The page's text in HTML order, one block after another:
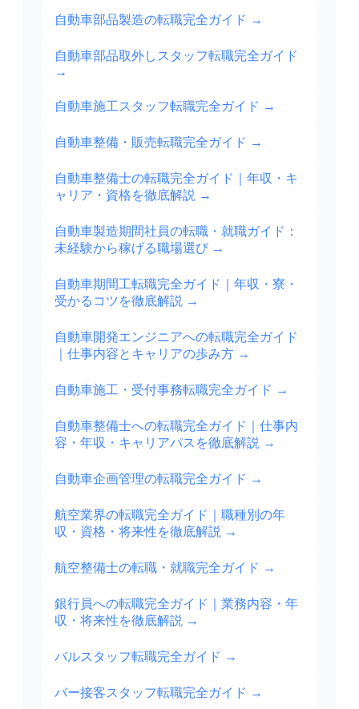
自動車部品製造の転職完全ガイド →
自動車部品取外しスタッフ転職完全ガイド
→
自動車施工スタッフ転職完全ガイド →
自動車整備・販売転職完全ガイド →
自動車整備士の転職完全ガイド｜年収・キ
ャリア・資格を徹底解説 →
自動車製造期間社員の転職・就職ガイド：
未経験から稼げる職場選び →
自動車期間工転職完全ガイド｜年収・寮・
受かるコツを徹底解説 →
自動車開発エンジニアへの転職完全ガイド
｜仕事内容とキャリアの歩み方 →
自動車施工・受付事務転職完全ガイド →
自動車整備士への転職完全ガイド｜仕事内
容・年収・キャリアパスを徹底解説 →
自動車企画管理の転職完全ガイド →
航空業界の転職完全ガイド｜職種別の年
収・資格・将来性を徹底解説 →
航空整備士の転職・就職完全ガイド →
銀行員への転職完全ガイド｜業務内容・年
収・将来性を徹底解説 →
バルスタッフ転職完全ガイド →
バー接客スタッフ転職完全ガイド →